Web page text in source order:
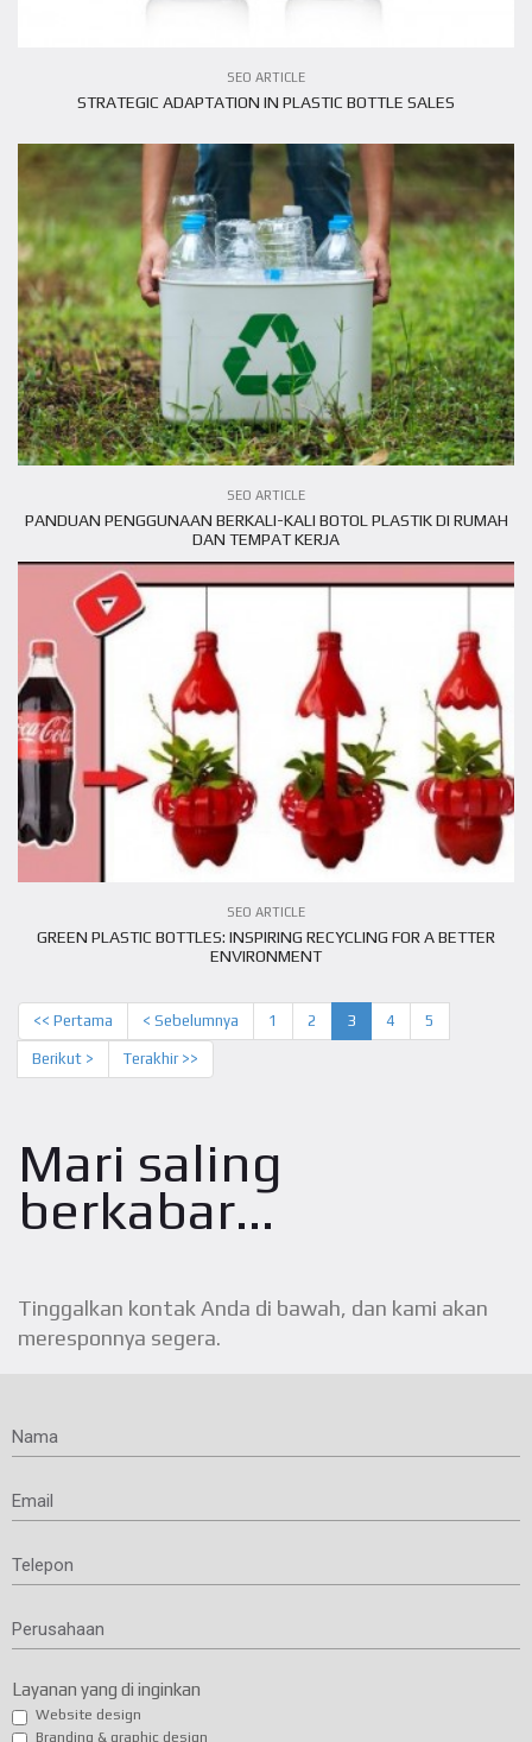
SEO ARTICLE
STRATEGIC ADAPTATION IN PLASTIC BOTTLE SALES
SEO ARTICLE
PANDUAN PENGGUNAAN BERKALI-KALI BOTOL PLASTIK DI RUMAH
DAN TEMPAT KERJA
VIEW ARTICLE
SEO ARTICLE
GREEN PLASTIC BOTTLES: INSPIRING RECYCLING FOR A BETTER
ENVIRONMENT
<< Pertama < Sebelumnya 1 2 3 4 5
Berikut > Terakhir >>
Mari saling
berkabar...
Tinggalkan kontak Anda di bawah, dan kami akan
meresponnya segera.
Nama
Email
Telepon
Perusahaan
Layanan yang di inginkan
Website design
Branding & graphic design